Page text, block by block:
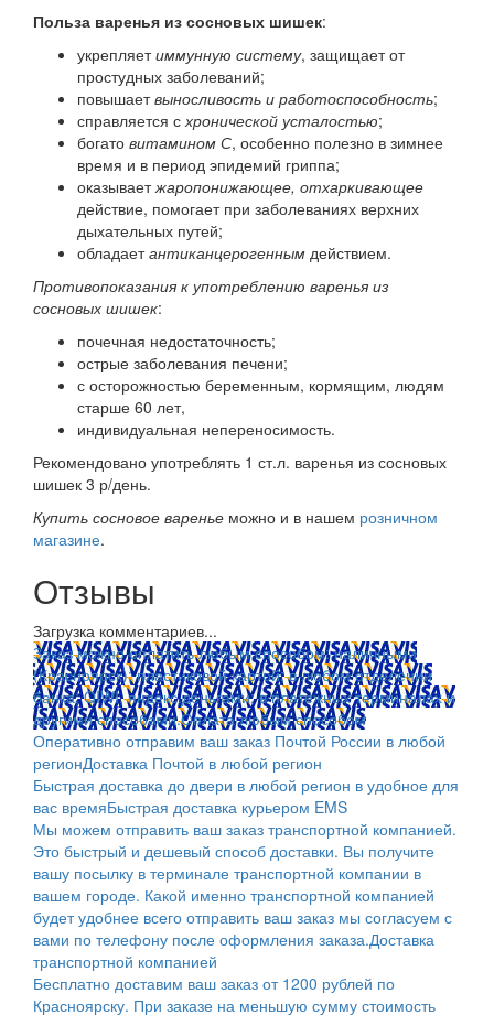
Польза варенья из сосновых шишек:
укрепляетиммунную систему, защищает от
простудных заболеваний;
повышаетвыносливость и работоспособность;
справляется с хронической усталостью;
богато витамином С, особенно полезно в зимнее
время и в период эпидемий гриппа;
оказываетжаропонижающее, отхаркивающее
действие, помогает при заболеваниях верхних
дыхательных путей;
обладаетантиканцерогенным действием.
Противопоказания к употреблению варенья из
сосновых шишек:
почечная недостаточность;
острые заболевания печени;
с осторожностью беременным, кормящим, людям
старше 60 лет,
индивидуальная непереносимость.
Рекомендовано употреблять 1 ст.л. варенья из сосновых
шишек 3 р/день.
Купить сосновое варенье можно и в нашем розничном
магазине.
Отзывы
Загрузка комментариев...
Заказ можно оплатить любым способом: наличными
(Красноярск); пластиковой картой; в любом отделении
банка; QIWI, яндекс.деньгами; в платежных терминалах и
другими способами.Оплата любым способом
Оперативно отправим ваш заказ Почтой России в любой
регионДоставка Почтой в любой регион
Быстрая доставка до двери в любой регион в удобное для
вас времяБыстрая доставка курьером EMS
Мы можем отправить ваш заказ транспортной компанией.
Это быстрый и дешевый способ доставки. Вы получите
вашу посылку в терминале транспортной компании в
вашем городе. Какой именно транспортной компанией
будет удобнее всего отправить ваш заказ мы согласуем с
вами по телефону после оформления заказа.Доставка
транспортной компанией
Бесплатно доставим ваш заказ от 1200 рублей по
Красноярску. При заказе на меньшую сумму стоимость